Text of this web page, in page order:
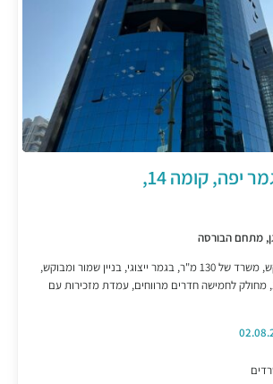
במגדל ש.א.פ המבוקש, משרד של 130 מ"ר, בגמר ייצוגי, בניין שמור ומבוקש,
מיקום נגיש, קומה 14, מחולק לחמישה חדרים מרווחים, עמדת מזכירות עם